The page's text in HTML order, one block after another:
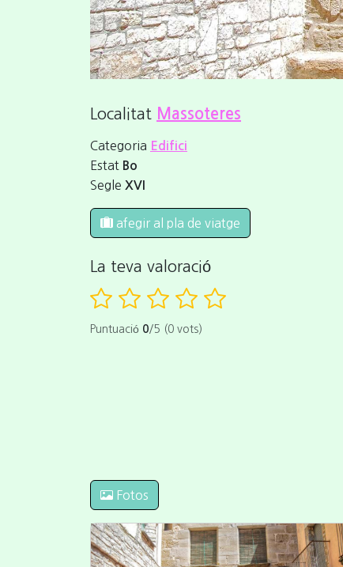
Localitat Massoteres
Categoria Edifici
Estat Bo
Segle XVI
afegir al pla de viatge
La teva valoració
Puntuació 0/5 (0 vots)
Fotos